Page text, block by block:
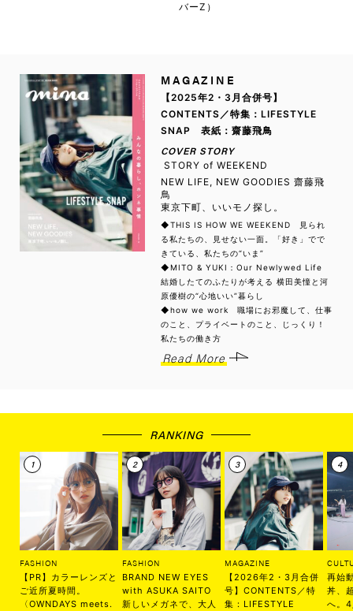
バーZ）
MAGAZINE
【2025年2・3月合併号】
CONTENTS／特集：LIFESTYLE
SNAP 表紙：齋藤飛鳥
COVER STORY
STORY of WEEKEND
NEW LIFE, NEW GOODIES 齋藤飛
鳥
東京下町、いいモノ探し。
◆THIS IS HOW WE WEEKEND 見られ
る私たちの、見せない一面。「好き」でで
きている、私たちの“いま”
◆MITO & YUKI：Our Newlywed Life
結婚したてのふたりが考える 横田美憧と河
原優樹の“心地いい”暮らし
◆how we work 職場にお邪魔して、仕事
のこと、プライベートのこと、じっくり！
私たちの働き方
Read More
RANKING
FASHION
【PR】カラーレンズと
ご近所夏時間。
〈OWNDAYS meets.
FASHION
BRAND NEW EYES
with ASUKA SAITO
新しいメガネで、大人
MAGAZINE
【2026年2・3月合併
号】CONTENTS／特
集：LIFESTYLE
再始
丼、
へ。